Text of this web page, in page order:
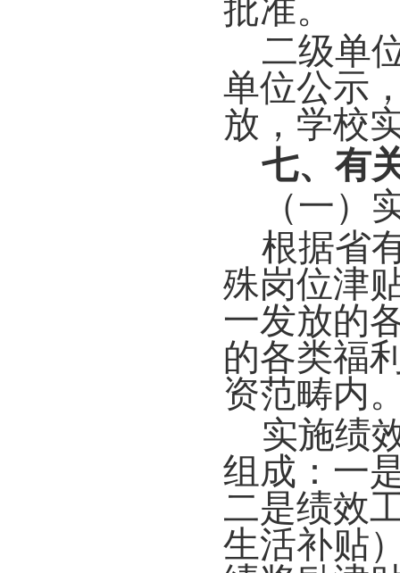
批准。
二级单
单位公示
放，学校
七、有
（一）
根据省
殊岗位津
一发放的
的各类福
资范畴内
实施绩
组成：一
二是绩效
生活补贴